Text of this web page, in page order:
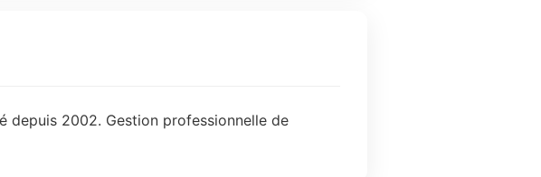
depuis 2002. Gestion professionnelle de